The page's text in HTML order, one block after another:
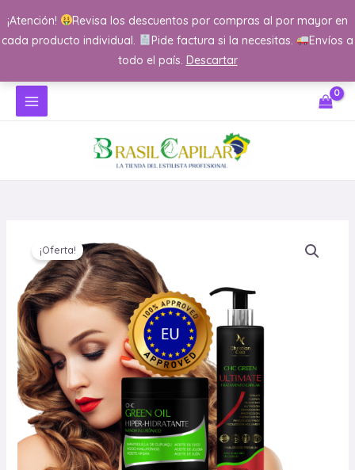
¡Atención!
Revisa los descuentos por compras al por mayor en
cada producto individual.
Pide factura si la necesitas.
Envíos a
todo el país. Descartar
al
contenido
¡Oferta!
precio
original
era:
$84.000.
precio
actual
es:
$17.982.
precio
precio
Hiper-
Hidratación
cantidad